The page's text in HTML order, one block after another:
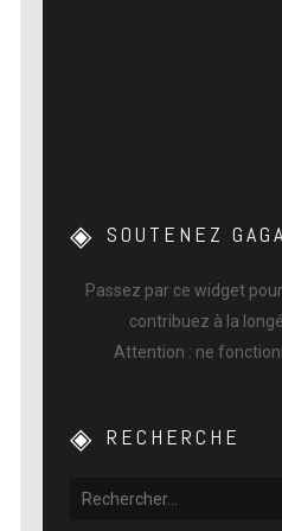
SOUTENEZ
Passez par ce widget
contribuez à la
Attention : ne
RECHERCHE